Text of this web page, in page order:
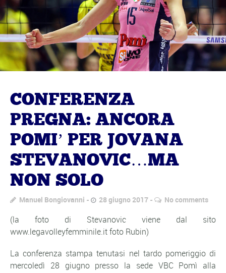
CONFERENZA
PREGNA: ANCORA
POMI’ PER JOVANA
STEVANOVIC…MA
NON SOLO
Manuel Bongiovanni 28 giugno 2017 No comments
(la foto di Stevanovic viene dal sito
www.legavolleyfemminile.it foto Rubin)
La conferenza stampa tenutasi nel tardo pomeriggio di
mercoledì 28 giugno presso la sede VBC Pomì alla